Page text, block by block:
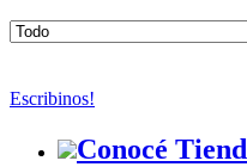
Escribinos!
Conocé